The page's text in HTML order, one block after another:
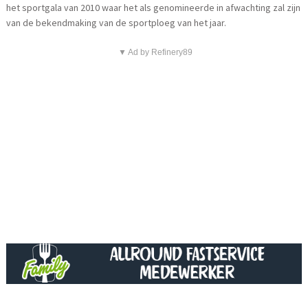
het sportgala van 2010 waar het als genomineerde in afwachting zal zijn
van de bekendmaking van de sportploeg van het jaar.
▼ Ad by Refinery89